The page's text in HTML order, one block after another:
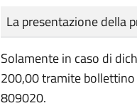
Tipo di pagamento
Importo
La presentazione della
Solamente in caso di
200,00 tramite
809020.